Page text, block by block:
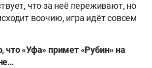
что за неё переживают, но
воочию, игра идёт совсем
«Уфа» примет «Рубин» на